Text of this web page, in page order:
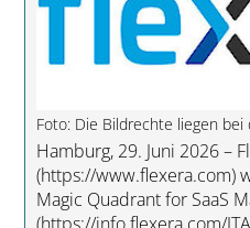
Foto: Die Bildrechte liegen
Hamburg, 29. Juni 2026 –
(https://www.flexera.com)
Magic Quadrant for SaaS